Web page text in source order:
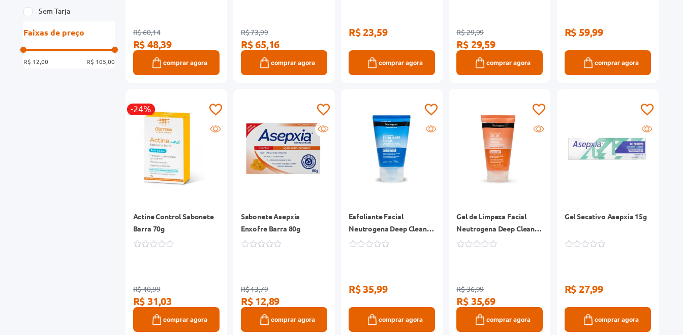
Sem Tarja
Faixas de preço
R$ 12,00 R$ 105,00
R$ 60,14
R$ 48,39
comprar agora
R$ 73,99
R$ 65,16
comprar agora
R$ 23,59
comprar agora
R$ 29,99
R$ 29,59
comprar agora
R$ 59,99
comprar agora
-24%
Actine Control Sabonete
Barra 70g
R$ 40,99
R$ 31,03
comprar agora
Sabonete Asepxia
Enxofre Barra 80g
R$ 13,79
R$ 12,89
comprar agora
Esfoliante Facial
Neutrogena Deep Clean
100g
R$ 35,99
comprar agora
Gel de Limpeza Facial
Neutrogena Deep Clean
Grapefruit 150g
R$ 36,99
R$ 35,69
comprar agora
Gel Secativo Asepxia 15g
R$ 27,99
comprar agora